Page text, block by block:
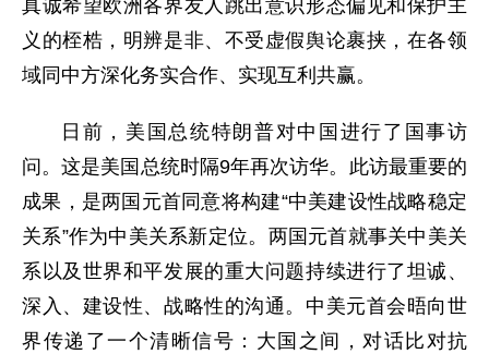
真诚希望欧洲各界友人跳出意识形态偏见和保护主
义的桎梏，明辨是非、不受虚假舆论裹挟，在各领
域同中方深化务实合作、实现互利共赢。
日 前，美国总统特朗普对中国进行了国事访
问。这是美国总统时隔9年再次访华。此访最重要的
成果，是两国元首同意将构建“中美建设性战略稳定
关系”作为中美关系新定位。两国元首就事关中美关
系以及世界和平发展的重大问题持续进行了坦诚、
深入、建设性、战略性的沟通。中美元首会晤向世
界传递了一个清晰信号：大国之间，对话比对抗